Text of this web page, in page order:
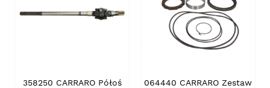
358250 CARRARO Półoś
064440 CARRARO Zestaw